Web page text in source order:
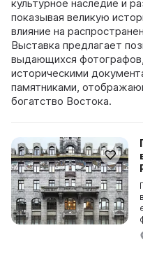
культурное наследие и
показывая великую
влияние на
Выставка предлагает
выдающихся
историческими
памятниками,
богатство Востока.